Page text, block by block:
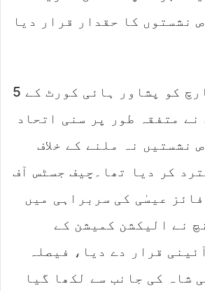
نشستوں کا حقدار قرار دیا
رواں سال 14 مارچ کو پشاور ہائی کورٹ کے 5
نے متفقہ طور پر سنی اتحاد
نشستیں نہ ملنے کے خلاف
کر دیا تھا۔چیف جسٹس آف
عیسٰی کی سربراہی میں
نے الیکشن کمیشن کے
قرار دے دیا، فیصلہ
شاہ کی جانب سے لکھا گیا